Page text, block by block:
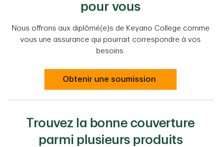
pour vous
Nous offrons aux diplômé(e)s de Keyano College comme
vous une assurance qui pourrait correspondre à vos
besoins.
Obtenir une soumission
Trouvez la bonne couverture
parmi plusieurs produits